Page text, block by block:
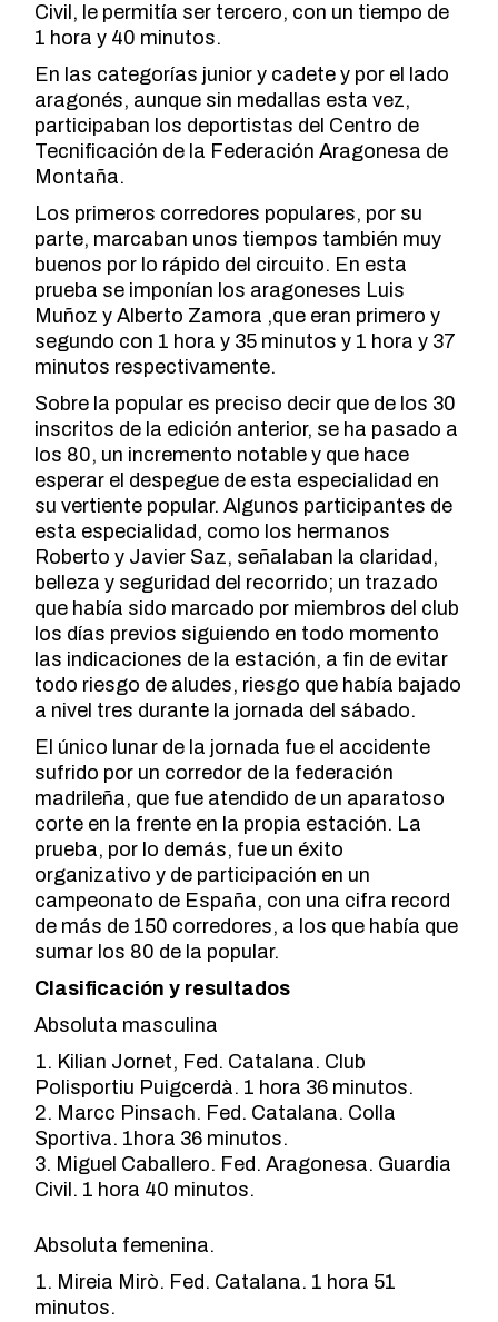
Civil, le permitía ser tercero, con un tiempo de
1 hora y 40 minutos.
En las categorías junior y cadete y por el lado
aragonés, aunque sin medallas esta vez,
participaban los deportistas del Centro de
Tecnificación de la Federación Aragonesa de
Montaña.
Los primeros corredores populares, por su
parte, marcaban unos tiempos también muy
buenos por lo rápido del circuito. En esta
prueba se imponían los aragoneses Luis
Muñoz y Alberto Zamora ,que eran primero y
segundo con 1 hora y 35 minutos y 1 hora y 37
minutos respectivamente.
Sobre la popular es preciso decir que de los 30
inscritos de la edición anterior, se ha pasado a
los 80, un incremento notable y que hace
esperar el despegue de esta especialidad en
su vertiente popular. Algunos participantes de
esta especialidad, como los hermanos
Roberto y Javier Saz, señalaban la claridad,
belleza y seguridad del recorrido; un trazado
que había sido marcado por miembros del club
los días previos siguiendo en todo momento
las indicaciones de la estación, a fin de evitar
todo riesgo de aludes, riesgo que había bajado
a nivel tres durante la jornada del sábado.
El único lunar de la jornada fue el accidente
sufrido por un corredor de la federación
madrileña, que fue atendido de un aparatoso
corte en la frente en la propia estación. La
prueba, por lo demás, fue un éxito
organizativo y de participación en un
campeonato de España, con una cifra record
de más de 150 corredores, a los que había que
sumar los 80 de la popular.
Clasificación y resultados
Absoluta masculina
Kilian Jornet, Fed. Catalana. Club
Polisportiu Puigcerdà. 1 hora 36 minutos.
Marcc Pinsach. Fed. Catalana. Colla
Sportiva. 1hora 36 minutos.
Miguel Caballero. Fed. Aragonesa. Guardia
Civil. 1 hora 40 minutos.
Absoluta femenina.
Mireia Mirò. Fed. Catalana. 1 hora 51
minutos.